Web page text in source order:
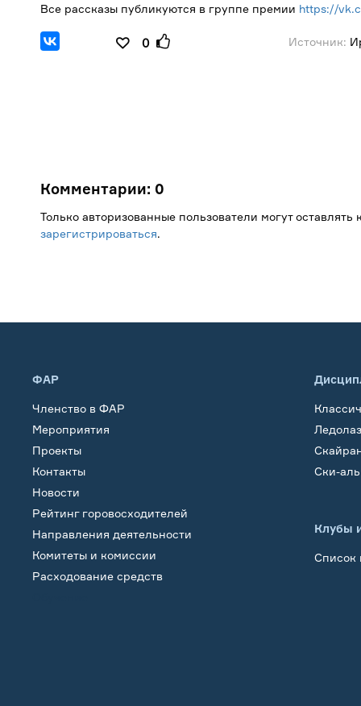
Все рассказы публикуются в группе премии https://
0 Источник:
Комментарии: 0
Только авторизованные пользователи могут
зарегистрироваться.
ФАР
Членство в ФАР
Мероприятия
Проекты
Контакты
Новости
Рейтинг горовосходителей
Направления деятельности
Комитеты и комиссии
Расходование средств
Ски-
Клубы
Список